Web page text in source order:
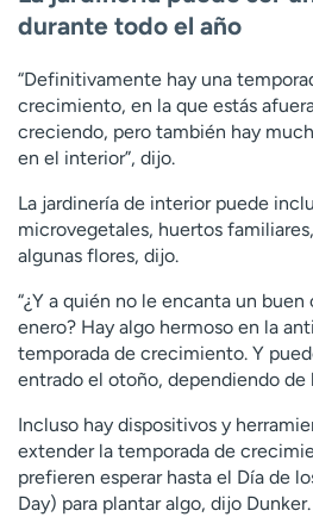
durante todo el año
“Definitivamente hay una
crecimiento, en la que estás
creciendo, pero también hay
en el interior”, dijo.
La jardinería de interior puede
microvegetales, huertos
algunas flores, dijo.
“¿Y a quién no le encanta un
enero? Hay algo hermoso en la
temporada de crecimiento. Y
entrado el otoño, dependiendo de
Incluso hay dispositivos y
extender la temporada de
prefieren esperar hasta el Día de
Day) para plantar algo, dijo